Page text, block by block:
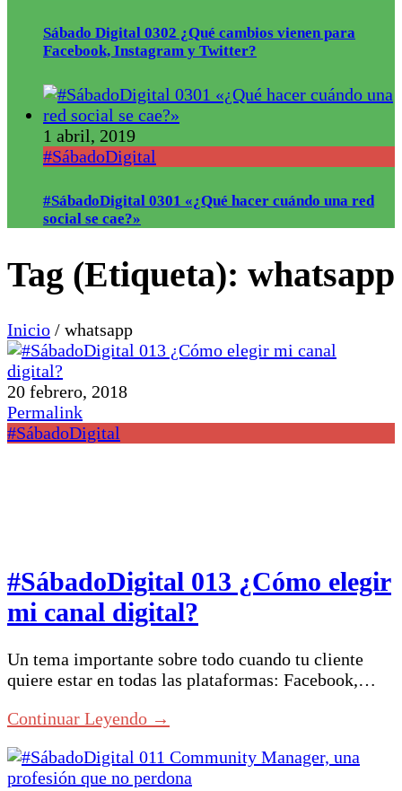
Sábado Digital 0302 ¿Qué cambios vienen para
Facebook, Instagram y Twitter?
1 abril, 2019
#SábadoDigital
#SábadoDigital 0301 «¿Qué hacer cuándo una red
social se cae?»
Tag (Etiqueta): whatsapp
Inicio / whatsapp
20 febrero, 2018
Permalink
#SábadoDigital
#SábadoDigital 013 ¿Cómo elegir
mi canal digital?
Un tema importante sobre todo cuando tu cliente
quiere estar en todas las plataformas: Facebook,…
Continuar Leyendo →